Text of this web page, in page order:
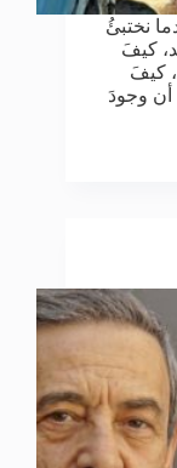
نختبئُ
كيفَ
كيفَ
أن وجودَ